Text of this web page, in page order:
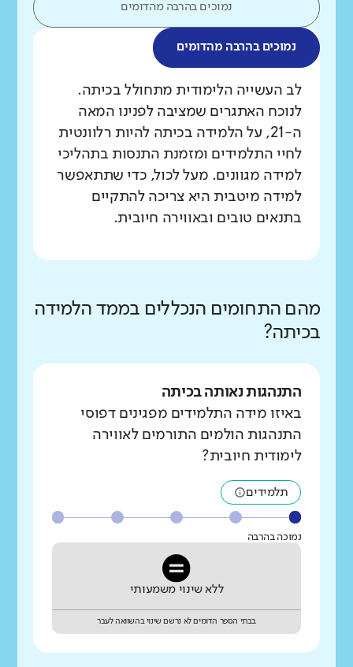
נמוכים בהרבה מהדומים
נמוכים בהרבה מהדומים
לב העשייה הלימודית מתחולל בכיתה.
לנוכח האתגרים שמציבה לפנינו המאה
ה-21, על הלמידה בכיתה להיות רלוונטית
לחיי התלמידים ומזמנת התנסות בתהליכי
למידה מגוונים. מעל לכול, כדי שתתאפשר
למידה מיטבית היא צריכה להתקיים
בתנאים טובים ובאווירה חיובית.
מהם התחומים הנכללים בממד הלמידה
בכיתה?
התנהגות נאותה בכיתה
באיזו מידה התלמידים מפגינים דפוסי
התנהגות הולמים התורמים לאווירה
לימודית חיובית?
תלמידים
נמוכה בהרבה
ללא שינוי משמעותי
בבתי הספר הדומים לא נרשם שינוי בהשוואה לעבר